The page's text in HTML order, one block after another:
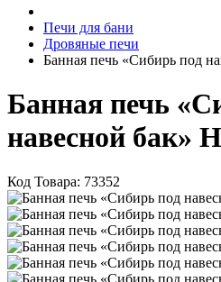
Печи для бани
Дровяные печи
Банная печь «Сибирь под
Банная печь
навесной бак»
Код Товара: 73352